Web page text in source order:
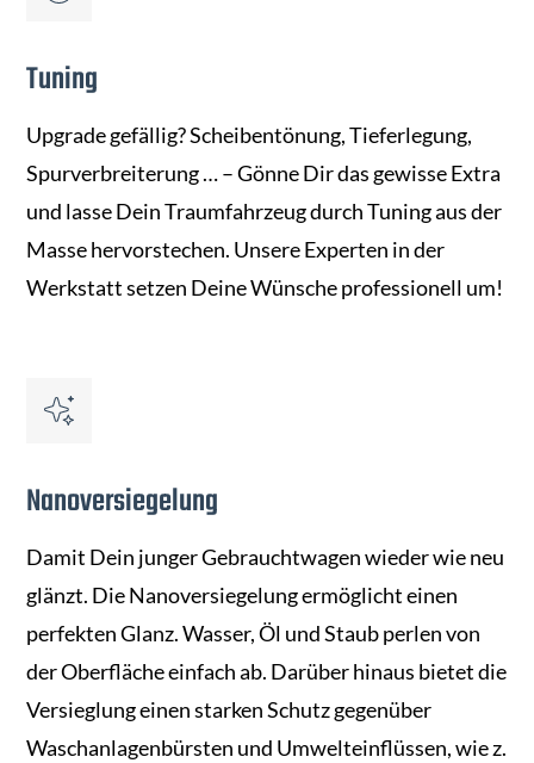
Tuning
Upgrade gefällig? Scheibentönung, Tieferlegung,
Spurverbreiterung … – Gönne Dir das gewisse Extra
und lasse Dein Traumfahrzeug durch Tuning aus der
Masse hervorstechen. Unsere Experten in der
Werkstatt setzen Deine Wünsche professionell um!
Nanoversiegelung
Damit Dein junger Gebrauchtwagen wieder wie neu
glänzt. Die Nanoversiegelung ermöglicht einen
perfekten Glanz. Wasser, Öl und Staub perlen von
der Oberfläche einfach ab. Darüber hinaus bietet die
Versieglung einen starken Schutz gegenüber
Waschanlagenbürsten und Umwelteinflüssen, wie z.